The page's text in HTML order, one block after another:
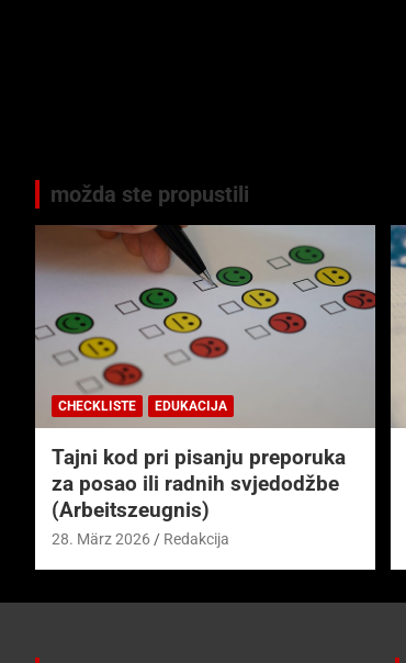
možda ste propustili
CHECKLISTE EDUKACIJA
Tajni kod pri pisanju preporuka
za posao ili radnih svjedodžbe
(Arbeitszeugnis)
28. März 2026 Redakcija